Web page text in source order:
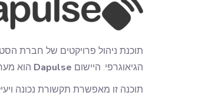
תוכנת ניהול פרויקטים של חברת
הגיאוגרפי. היישום Dapulse הוא
תוכנה זו מאפשרת תקשורת נכונה